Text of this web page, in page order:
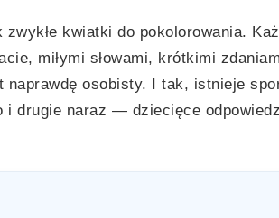
kwiatki do pokolorowania.
miłymi słowami, krótkimi
naprawdę osobisty. I tak, istnieje
i drugie naraz — dziecięce